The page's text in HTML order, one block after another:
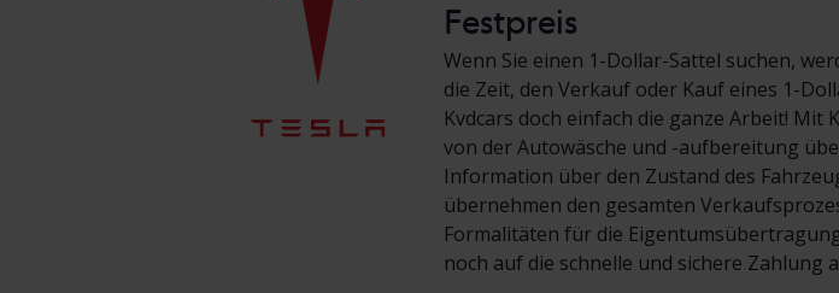
Festpreis
Wenn Sie einen 1-Dollar-Sattel suchen,
die Zeit, den Verkauf oder Kauf eines 1-
Kvdcars doch einfach die ganze Arbeit! Mit
von der Autowäsche und -aufbereitung
Information über den Zustand des
übernehmen den gesamten
Formalitäten für die
noch auf die schnelle und sichere Zahlung